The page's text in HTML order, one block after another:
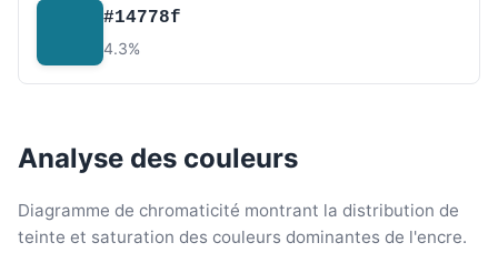
#14778f
4.3%
Analyse des couleurs
Diagramme de chromaticité montrant la distribution de
teinte et saturation des couleurs dominantes de l'encre.